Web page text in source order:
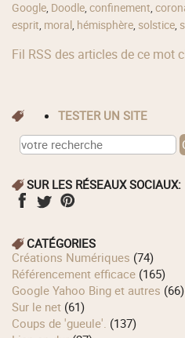
Google, Doodle,confinement,
esprit, moral , hémisphère, solstice,
Fil RSS des articles de ce mot
TESTER UN SITE
SUR LES RÉSEAUX SOCIAUX:
CATÉGORIES
Créations Numériques (74)
Référencement efficace (165)
Google Yahoo Bing et autres (66)
Sur le net (61)
Coups de 'gueule'. (137)